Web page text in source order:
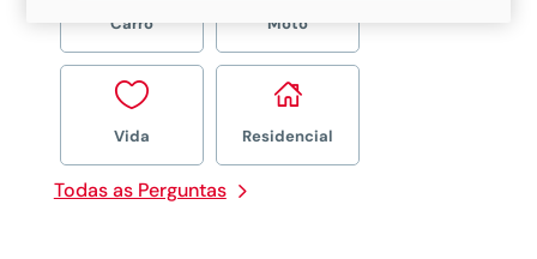
Todas as Perguntas
Carro Moto

Vida

Residencial